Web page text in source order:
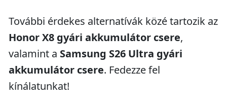
További érdekes alternatívák közé tartozik az
Honor X8 gyári akkumulátor csere,
valamint a Samsung S26 Ultra gyári
akkumulátor csere. Fedezze fel
kínálatunkat!